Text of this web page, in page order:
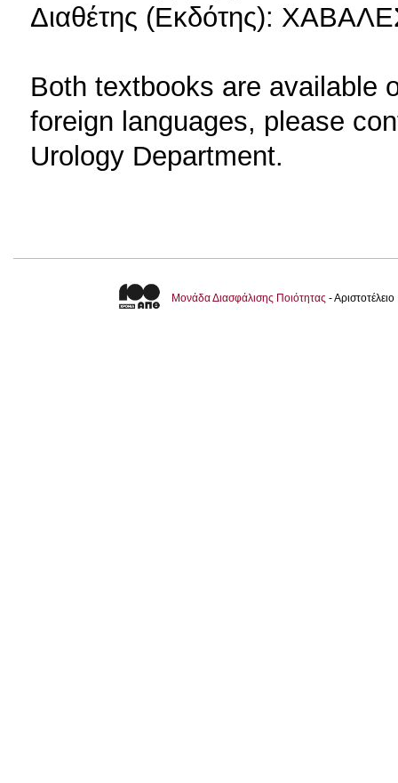
Διαθέτης (Εκδότης):
Both textbooks are available
foreign languages, please
Urology Department.
Μονάδα Διασφάλισης Ποιότητας -